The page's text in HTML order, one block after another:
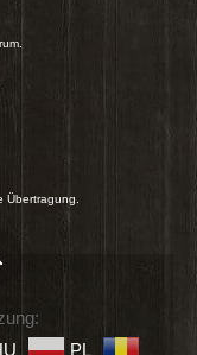
Übertragung.
PL